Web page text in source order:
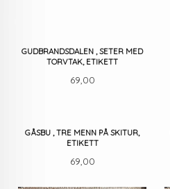
GUDBRANDSDALEN , SETER MED
TORVTAK, ETIKETT
Pris
69,00
GÅSBU , TRE MENN PÅ SKITUR,
ETIKETT
Pris
69,00